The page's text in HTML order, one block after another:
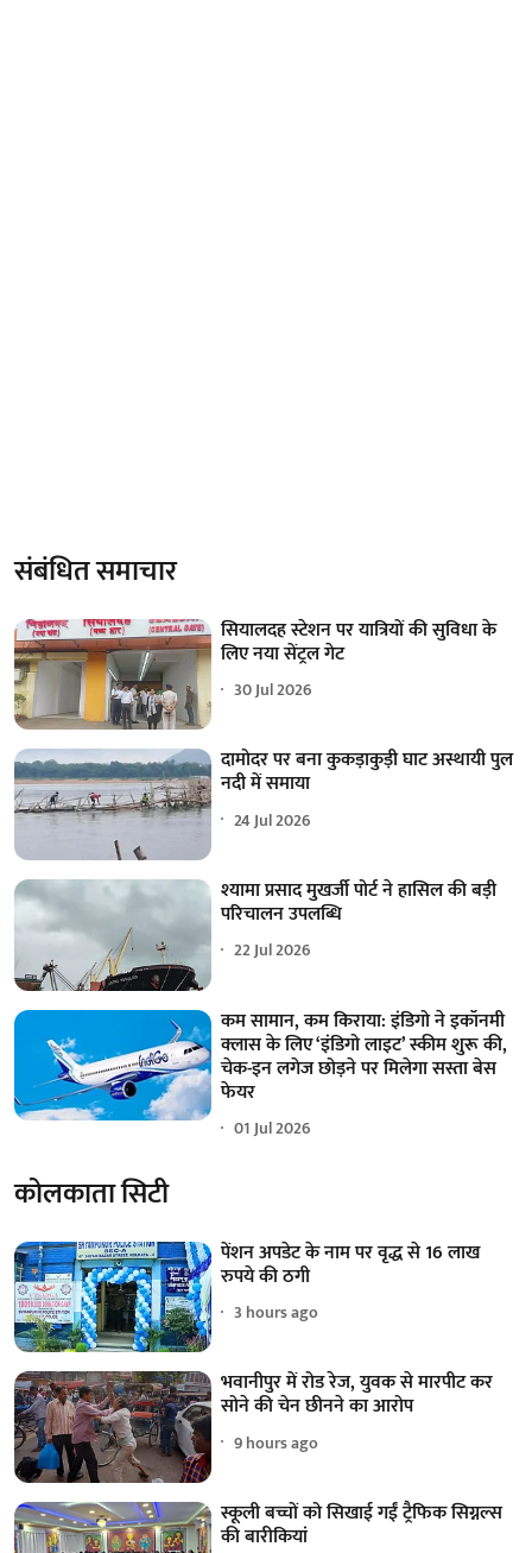
संबंधित समाचार
सियालदह स्टेशन पर यात्रियों की सुविधा के
लिए नया सेंट्रल गेट
30 Jul 2026
दामोदर पर बना कुकड़ाकुड़ी घाट अस्थायी पुल
नदी में समाया
24 Jul 2026
श्यामा प्रसाद मुखर्जी पोर्ट ने हासिल की बड़ी
परिचालन उपलब्धि
22 Jul 2026
कम सामान, कम किराया: इंडिगो ने इकॉनमी
क्लास के लिए ‘इंडिगो लाइट’ स्कीम शुरू की,
चेक-इन लगेज छोड़ने पर मिलेगा सस्ता बेस
फेयर
01 Jul 2026
कोलकाता सिटी
पेंशन अपडेट के नाम पर वृद्ध से 16 लाख
रुपये की ठगी
3 hours ago
भवानीपुर में रोड रेज, युवक से मारपीट कर
सोने की चेन छीनने का आरोप
9 hours ago
स्कूली बच्चों को सिखाई गईं ट्रैफिक सिग्नल्स
की बारीकियां